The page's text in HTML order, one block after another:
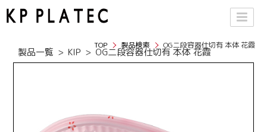
TOP 製品検索 OG二段容器仕切有 本体 花霞
製品一覧 KIP OG二段容器仕切有 本体 花霞